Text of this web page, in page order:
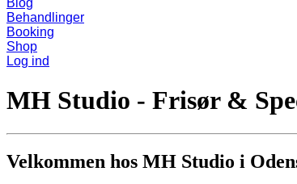
Blog
Behandlinger
Booking
Shop
Log ind
MH Studio - Frisør &
Velkommen hos MH Studio i